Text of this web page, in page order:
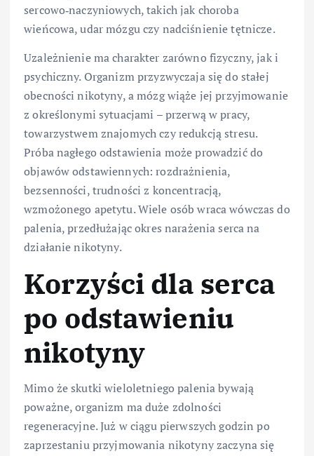
sercowo‑naczyniowych, takich jak choroba
wieńcowa, udar mózgu czy nadciśnienie tętnicze.
Uzależnienie ma charakter zarówno fizyczny, jak i
psychiczny. Organizm przyzwyczaja się do stałej
obecności nikotyny, a mózg wiąże jej przyjmowanie
z określonymi sytuacjami – przerwą w pracy,
towarzystwem znajomych czy redukcją stresu.
Próba nagłego odstawienia może prowadzić do
objawów odstawiennych: rozdrażnienia,
bezsenności, trudności z koncentracją,
wzmożonego apetytu. Wiele osób wraca wówczas do
palenia, przedłużając okres narażenia serca na
działanie nikotyny.
Korzyści dla serca
po odstawieniu
nikotyny
Mimo że skutki wieloletniego palenia bywają
poważne, organizm ma duże zdolności
regeneracyjne. Już w ciągu pierwszych godzin po
zaprzestaniu przyjmowania nikotyny zaczyna się